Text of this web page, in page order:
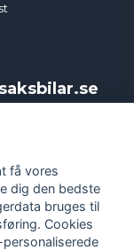
få vores
dig den bedste
bruges til
Cookies